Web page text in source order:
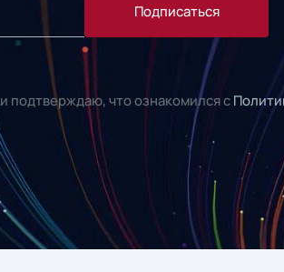
Подписаться
и подтверждаю, что ознакомился с